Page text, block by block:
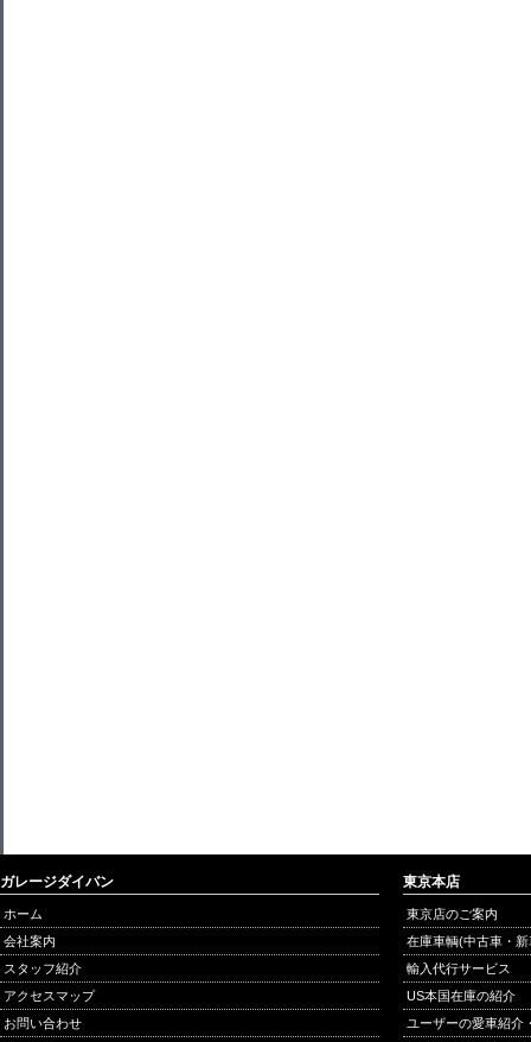
ガレージダイバン
ホーム
会社案内
スタッフ紹介
アクセスマップ
お問い合わせ
東京本店
東京店のご案内
在庫車輌(中古車・
輸入代行サービス
US本国在庫の紹介
ユーザーの愛車紹介